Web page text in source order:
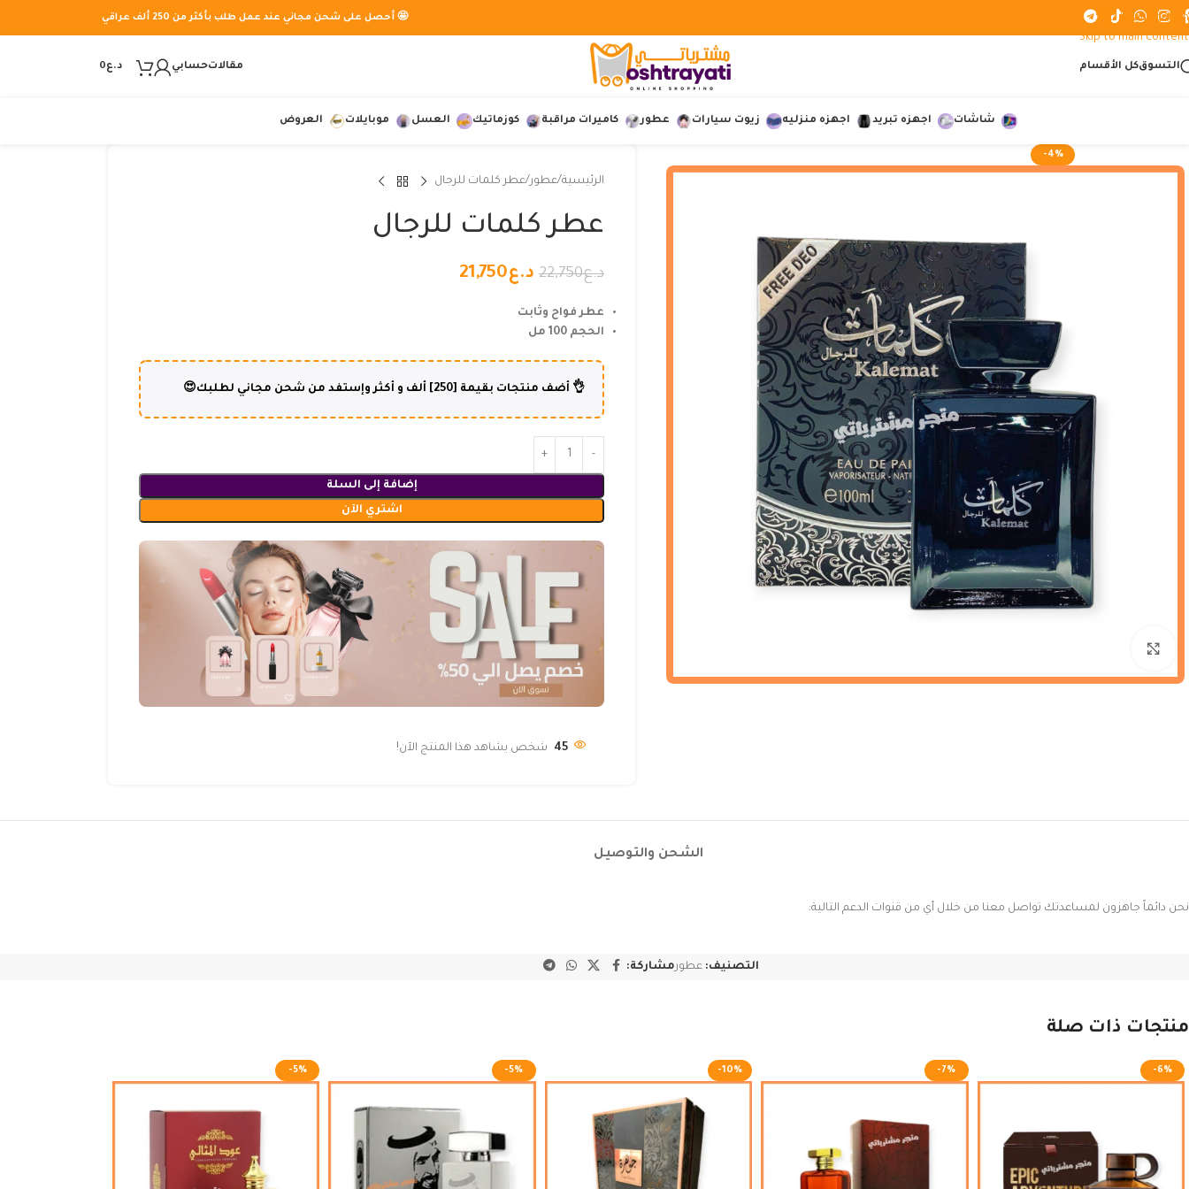
Skip to navigation
Skip to main content
🤩 أحصل على شحن مجاني عند عمل طلب بأكثر من 250 ألف عراقي
التسوقكل الأقسام مقالاتحسابي د.ع0
شاشات اجهزه تبريد اجهزه منزليه زيوت سيارات عطور كاميرات مراقبة كوزماتيك العسل موبايلات العروض
-4%
الرئيسية عطور عطر كلمات للرجال
عطر كلمات للرجال
د.ع22,750 د.ع21,750
عطر فواح وثابت
الحجم 100 مل
👌 أضف منتجات بقيمة [250] ألف و أكثر وإستفد من شحن مجاني لطلبك😍
إضافة إلى السلة
اشتري الآن
45 شخص يشاهد هذا المنتج الآن!
الشحن والتوصيل
نحن دائماً جاهزون لمساعدتك تواصل معنا من خلال أي من قنوات الدعم التالية:
التصنيف: عطورمشاركة:
منتجات ذات صلة
-6%
-7%
-10%
-5%
-5%